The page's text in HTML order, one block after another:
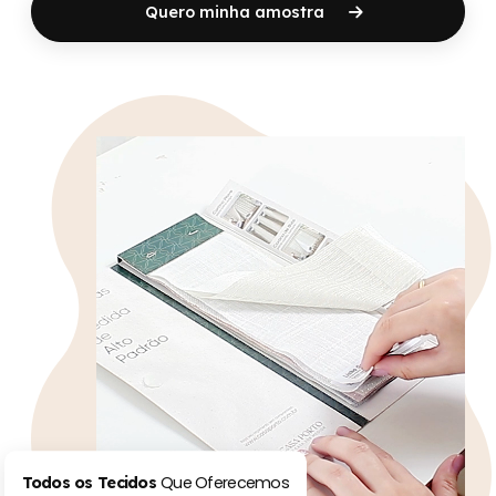
Quero minha amostra
Todos os Tecidos Que Oferecemos